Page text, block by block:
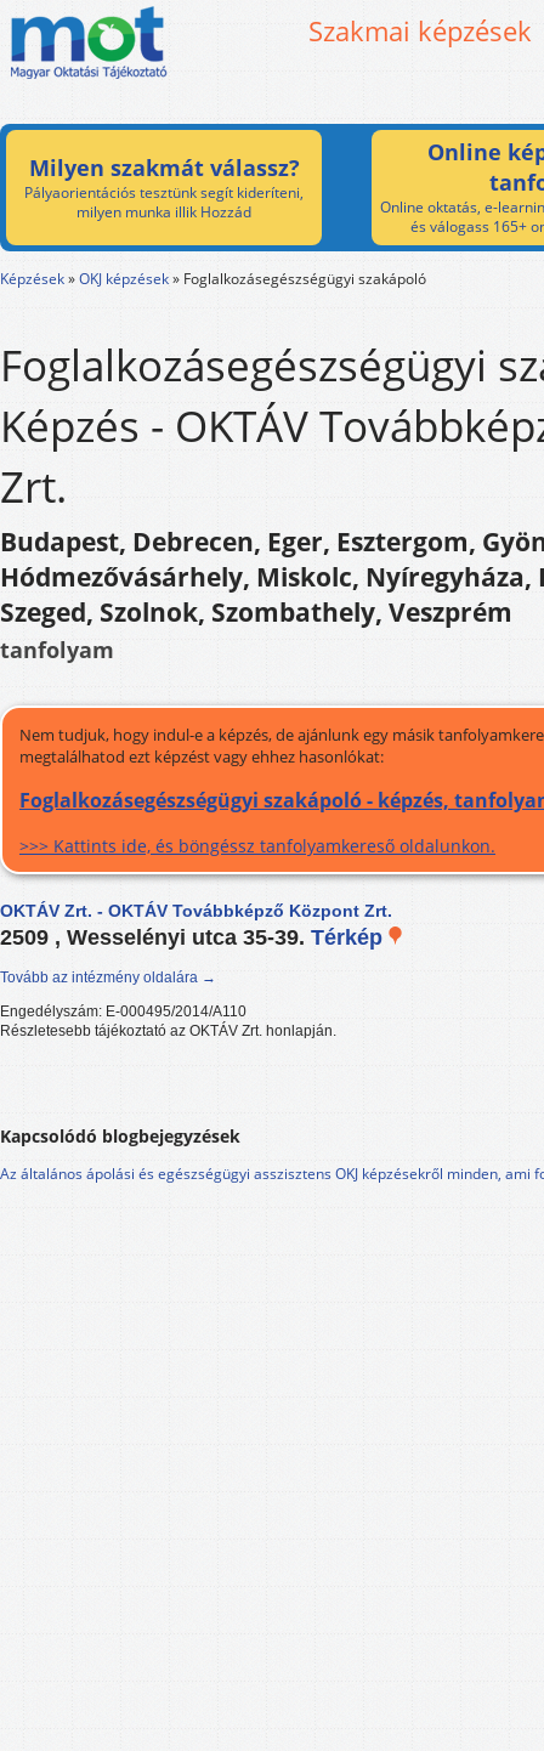
Szakmai képzések
Milyen szakmát válassz?
Pályaorientációs tesztünk segít kideríteni,
milyen munka illik Hozzád
Online
Online oktatás, e-
és válogass 165+
Képzések»OKJ képzések» Foglalkozásegészségügyi szakápoló
Foglalkozásegészségügyi
Képzés - OKTÁV
Zrt.
Budapest, Debrecen, Eger, Esztergom,
Hódmezővásárhely, Miskolc, Nyíregyháza,
Szeged, Szolnok, Szombathely, Veszprém
tanfolyam
Nem tudjuk, hogy indul-e a képzés, de ajánlunk egy másik
megtalálhatod ezt képzést vagy ehhez hasonlókat:
Foglalkozásegészségügyi szakápoló - képzés,
>>> Kattints ide, és böngéssz tanfolyamkereső oldalunkon.
OKTÁV Zrt. - OKTÁV Továbbképző Központ Zrt.
2509 , Wesselényi utca 35-39. Térkép
Tovább az intézmény oldalára →
Engedélyszám: E-000495/2014/A110
Részletesebb tájékoztató az OKTÁV Zrt. honlapján.
Kapcsolódó blogbejegyzések
Az általános ápolási és egészségügyi asszisztens OKJ képzésekről minden, ami